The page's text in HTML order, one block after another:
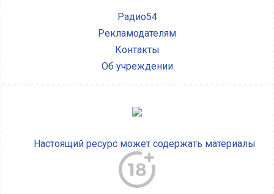
Радио54
Рекламодателям
Контакты
Об учреждении
Настоящий ресурс может содержать материалы